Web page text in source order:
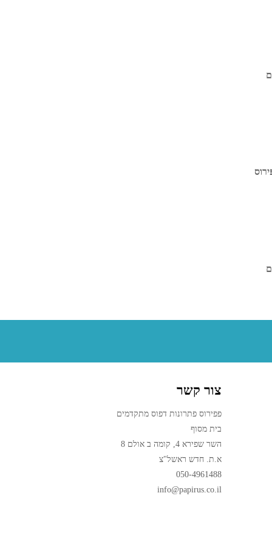
צור קשר
פפירוס פתרונות דפוס מתקדמים
בית מסוף
השר שפירא 4, קומה ב אולם 8
א.ת. חדש ראשל"צ
050-4961488
info@papirus.co.il